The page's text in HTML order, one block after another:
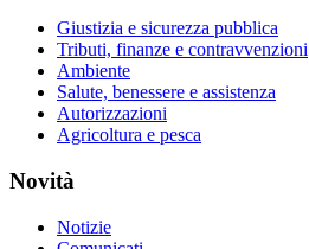
Giustizia e sicurezza pubblica
Tributi, finanze e contravvenzioni
Ambiente
Salute, benessere e assistenza
Autorizzazioni
Agricoltura e pesca
Novità
Notizie